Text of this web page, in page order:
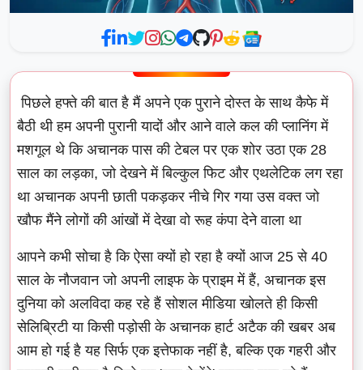
पिछले हफ्ते की बात है मैं अपने एक पुराने दोस्त के साथ कैफे में
बैठी थी हम अपनी पुरानी यादों और आने वाले कल की प्लानिंग में
मशगूल थे कि अचानक पास की टेबल पर एक शोर उठा एक 28
साल का लड़का, जो देखने में बिल्कुल फिट और एथलेटिक लग रहा
था अचानक अपनी छाती पकड़कर नीचे गिर गया उस वक्त जो
खौफ मैंने लोगों की आंखों में देखा वो रूह कंपा देने वाला था
आपने कभी सोचा है कि ऐसा क्यों हो रहा है क्यों आज 25 से 40
साल के नौजवान जो अपनी लाइफ के प्राइम में हैं, अचानक इस
दुनिया को अलविदा कह रहे हैं सोशल मीडिया खोलते ही किसी
सेलिब्रिटी या किसी पड़ोसी के अचानक हार्ट अटैक की खबर अब
आम हो गई है यह सिर्फ एक इत्तेफाक नहीं है, बल्कि एक गहरी और